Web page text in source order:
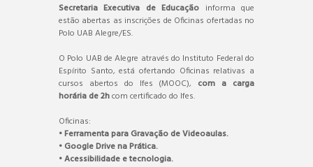
Secretaria Executiva de Educação informa que
estão abertas as inscrições de Oficinas ofertadas no
Polo UAB Alegre/ES.
O Polo UAB de Alegre através do Instituto Federal do
Espírito Santo, está ofertando Oficinas relativas a
cursos abertos do Ifes (MOOC), com a carga
horária de 2hcom certificado do Ifes.
Oficinas:
• Ferramenta para Gravação de Videoaulas.
• Google Drive na Prática.
• Acessibilidade e tecnologia.